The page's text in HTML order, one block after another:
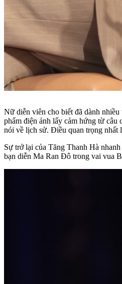
Nữ diễn viên cho biết đã dành
phẩm điện ảnh lấy cảm hứng từ
nói về lịch sử. Điều quan trọng nhất
Sự trở lại của Tăng Thanh Hà
bạn diễn Ma Ran Đô trong vai vua